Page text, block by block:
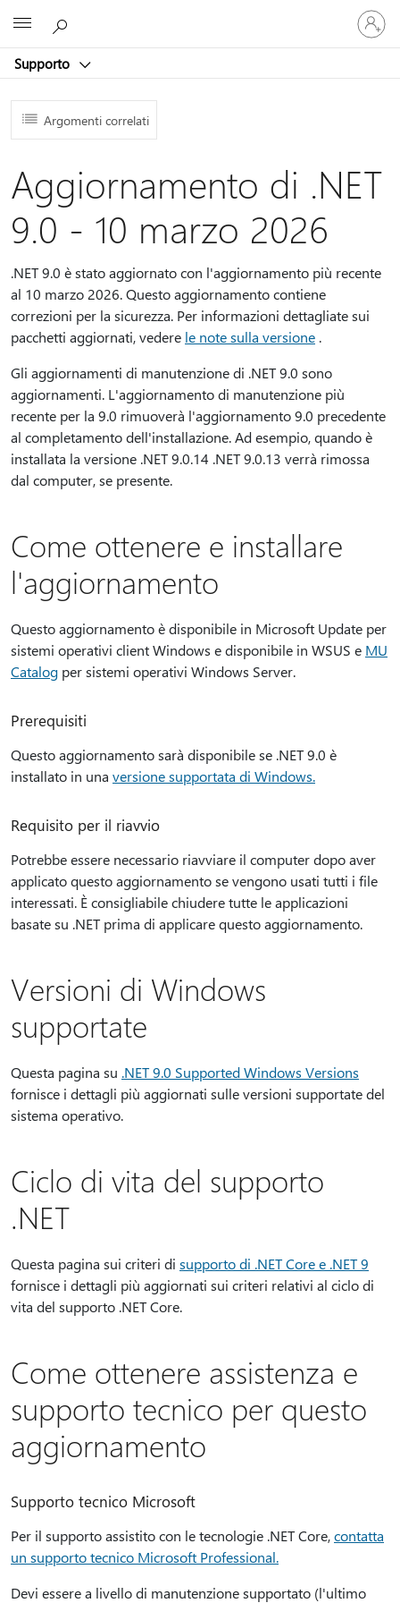
Supporto
Accedi
con
il
account
Argomenti correlati
Aggiornamento di .NET
9.0 - 10 marzo 2026
.NET 9.0 è stato aggiornato con l'aggiornamento più recente
al 10 marzo 2026. Questo aggiornamento contiene
correzioni per la sicurezza. Per informazioni dettagliate sui
pacchetti aggiornati, vedere le note sulla versione .
Gli aggiornamenti di manutenzione di .NET 9.0 sono
aggiornamenti. L'aggiornamento di manutenzione più
recente per la 9.0 rimuoverà l'aggiornamento 9.0 precedente
al completamento dell'installazione. Ad esempio, quando è
installata la versione .NET 9.0.14 .NET 9.0.13 verrà rimossa
dal computer, se presente.
Come ottenere e installare
l'aggiornamento
Questo aggiornamento è disponibile in Microsoft Update per
sistemi operativi client Windows e disponibile in WSUS e MU
Catalog per sistemi operativi Windows Server.
Prerequisiti
Questo aggiornamento sarà disponibile se .NET 9.0 è
installato in una versione supportata di Windows.
Requisito per il riavvio
Potrebbe essere necessario riavviare il computer dopo aver
applicato questo aggiornamento se vengono usati tutti i file
interessati. È consigliabile chiudere tutte le applicazioni
basate su .NET prima di applicare questo aggiornamento.
Versioni di Windows
supportate
Questa pagina su .NET 9.0 Supported Windows Versions
fornisce i dettagli più aggiornati sulle versioni supportate del
sistema operativo.
Ciclo di vita del supporto
.NET
Questa pagina sui criteri di supporto di .NET Core e .NET 9
fornisce i dettagli più aggiornati sui criteri relativi al ciclo di
vita del supporto .NET Core.
Come ottenere assistenza e
supporto tecnico per questo
aggiornamento
Supporto tecnico Microsoft
Per il supporto assistito con le tecnologie .NET Core,contatta
un supporto tecnico Microsoft Professional.
Devi essere a livello di manutenzione supportato (l'ultimo